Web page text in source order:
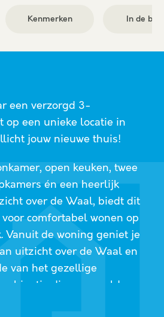
Kenmerken In de
een verzorgd 3-
op een unieke locatie in
jouw nieuwe thuis!
open keuken, twee
én een heerlijk
over de Waal, biedt dit
comfortabel wonen op
Vanuit de woning geniet je
uitzicht over de Waal en
van het gezellige
die maar zelden